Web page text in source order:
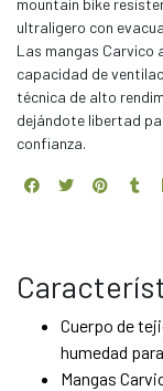
ultraligero con
Las mangas Carvico
capacidad de
técnica de alto
dejándote libertad
confianza.
Cuerpo de
humedad
Mangas